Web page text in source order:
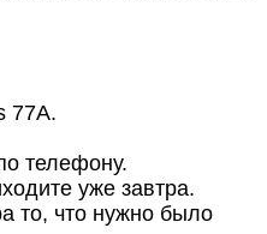
77A.
телефону.
уже завтра.
то, что нужно было